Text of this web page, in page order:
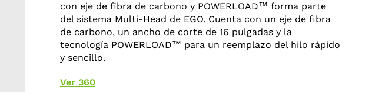
con eje de fibra de carbono y POWERLOAD™ forma parte
del sistema Multi-Head de EGO. Cuenta con un eje de fibra
de carbono, un ancho de corte de 16 pulgadas y la
tecnología POWERLOAD™ para un reemplazo del hilo rápido
y sencillo.
Ver 360